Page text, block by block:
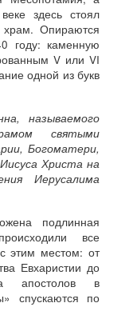
здесь стоял
храм. Опираются
году: каменную
V или VI
одной из букв
называемого
святыми
Богоматери,
Христа на
Иерусалима
подлинная
все
этим местом: от
Евхаристии до
апостолов в
спускаются по